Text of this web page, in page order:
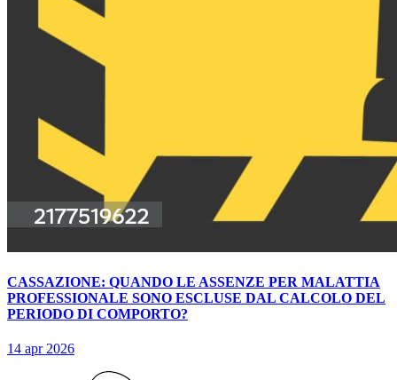
CASSAZIONE: QUANDO LE ASSENZE PER MALATTIA
PROFESSIONALE SONO ESCLUSE DAL CALCOLO DEL
PERIODO DI COMPORTO?
14 apr 2026